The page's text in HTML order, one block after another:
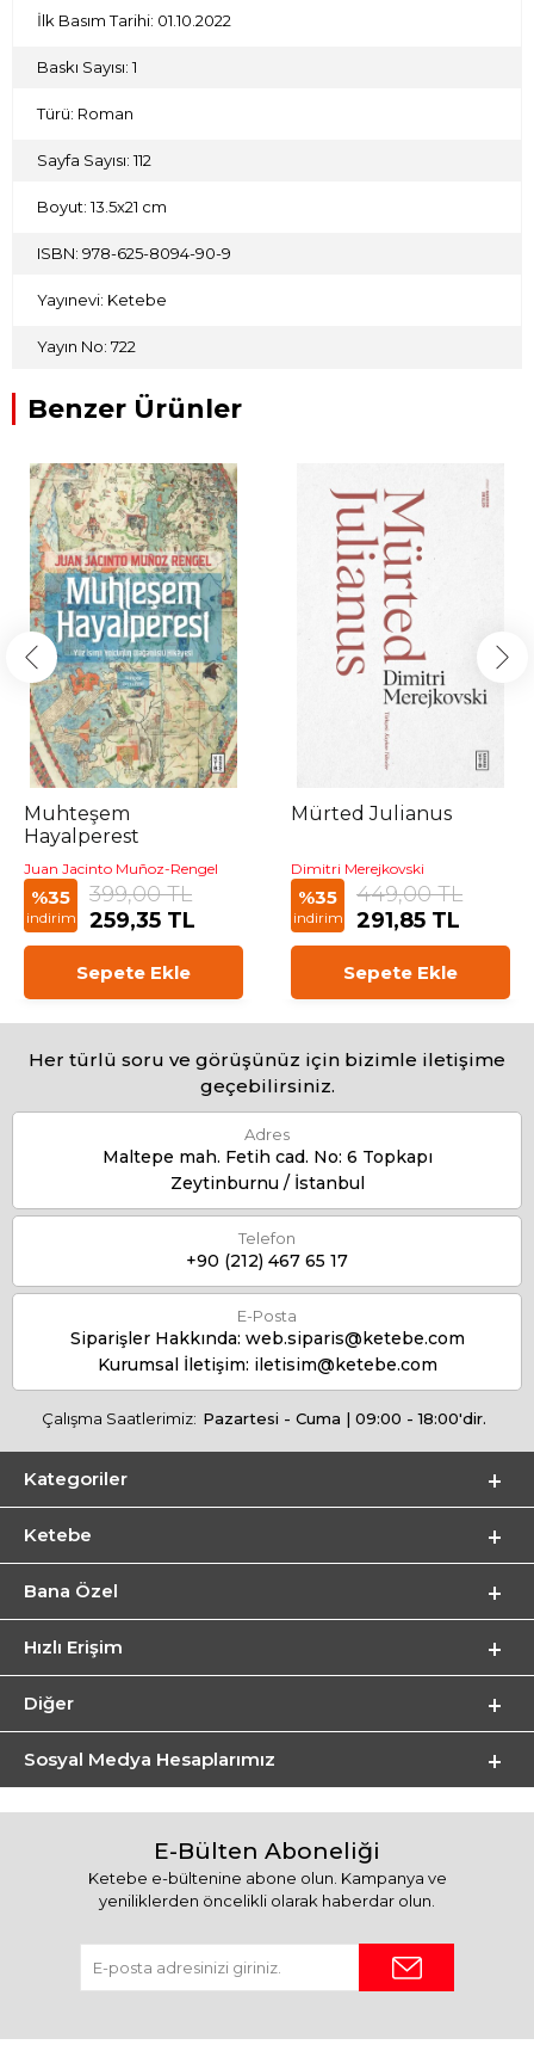
İlk Basım Tarihi: 01.10.2022
Baskı Sayısı: 1
Türü: Roman
Sayfa Sayısı: 112
Boyut: 13.5x21 cm
ISBN: 978-625-8094-90-9
Yayınevi: Ketebe
Yayın No: 722
Benzer Ürünler
Muhteşem
Hayalperest
Juan Jacinto Muñoz-Rengel
%35
indirim
399,00 TL
259,35 TL
Sepete Ekle
Mürted Julianus
Dimitri Merejkovski
%35
indirim
449,00 TL
291,85 TL
Sepete Ekle
Her türlü soru ve görüşünüz için bizimle iletişime
geçebilirsiniz.
Adres
Maltepe mah. Fetih cad. No: 6 Topkapı
Zeytinburnu / İstanbul
Telefon
+90 (212) 467 65 17
E-Posta
Siparişler Hakkında: web.siparis@ketebe.com
Kurumsal İletişim: iletisim@ketebe.com
Çalışma Saatlerimiz: Pazartesi - Cuma | 09:00 - 18:00'dir.
Kategoriler
Ketebe
Bana Özel
Hızlı Erişim
Diğer
Sosyal Medya Hesaplarımız
E-Bülten Aboneliği
Ketebe e-bültenine abone olun. Kampanya ve
yeniliklerden öncelikli olarak haberdar olun.